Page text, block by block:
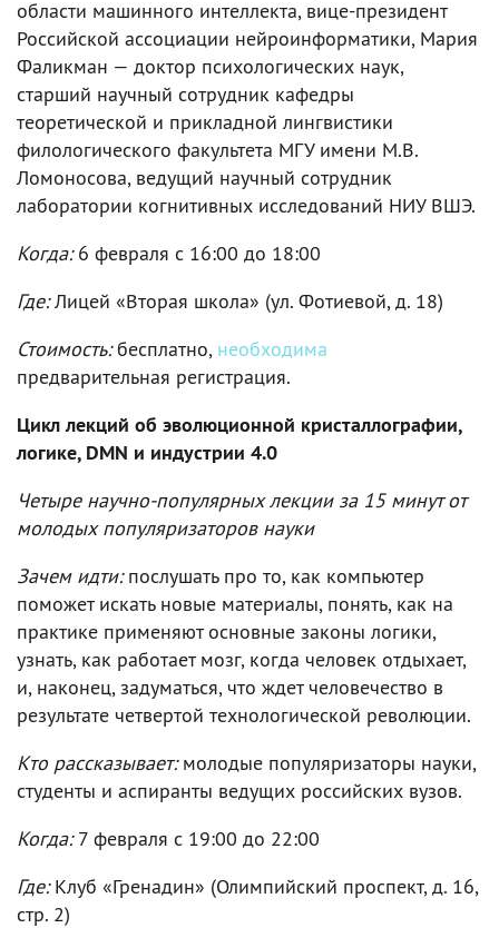
области машинного интеллекта, вице-президент
Российской ассоциации нейроинформатики, Мария
Фаликман — доктор психологических наук,
старший научный сотрудник кафедры
теоретической и прикладной лингвистики
филологического факультета МГУ имени М.В.
Ломоносова, ведущий научный сотрудник
лаборатории когнитивных исследований НИУ ВШЭ.
Когда:6 февраля с 16:00 до 18:00
Где:Лицей «Вторая школа» (ул. Фотиевой, д. 18)
Стоимость:бесплатно, необходима
предварительная регистрация.
Цикл лекций об эволюционной кристаллографии,
логике, DMN и индустрии 4.0
Четыре научно-популярных лекции за 15 минут от
молодых популяризаторов науки
Зачем идти:послушать про то, как компьютер
поможет искать новые материалы, понять, как на
практике применяют основные законы логики,
узнать, как работает мозг, когда человек отдыхает,
и, наконец, задуматься, что ждет человечество в
результате четвертой технологической революции.
Кто рассказывает:молодые популяризаторы науки,
студенты и аспиранты ведущих российских вузов.
Когда:7 февраля с 19:00 до 22:00
Где:Клуб «Гренадин» (Олимпийский проспект, д. 16,
стр. 2)